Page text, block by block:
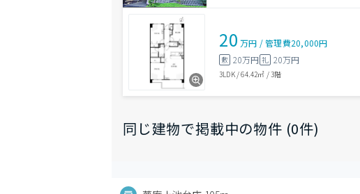
20 万円 /管理費20,000円
敷 20万円 礼 20万円
3LDK/64.42㎡ /3階
同じ建物で掲載中の物件 (0件)